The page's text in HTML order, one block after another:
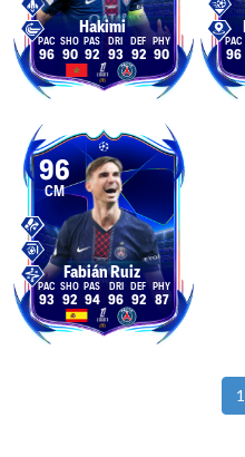
Hakimi
96 90 92 93 92 90 96
96
CM
Fabián Ruiz
93 92 94 96 92 87
1